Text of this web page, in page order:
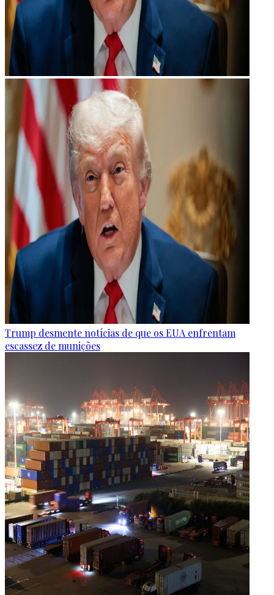
Trump desmente notícias de que os EUA enfrentam
escassez de munições